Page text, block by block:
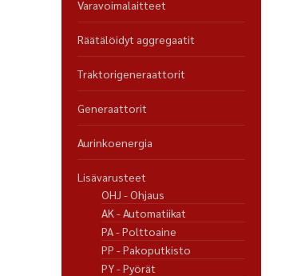
Varavoimalaitteet
Räätälöidyt aggregaatit
Traktorigeneraattorit
Generaattorit
Aurinkoenergia
Lisävarusteet
OHJ - Ohjaus
AK - Automatiikat
PA - Polttoaine
PP - Pakoputkisto
PY - Pyörät